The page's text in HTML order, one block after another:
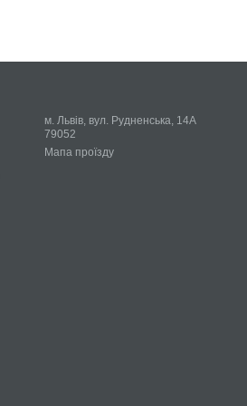
м. Львів, вул. Рудненська, 14А
79052
Мапа проїзду